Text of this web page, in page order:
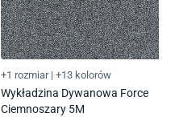
+1 rozmiar | +13 kolorów
Wykładzina Dywanowa Force
Ciemnoszary 5M